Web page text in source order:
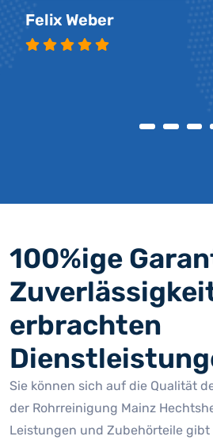
Felix Weber
100%ige
erbrachten
Sie können sich auf die Qualität
der Rohrreinigung Mainz
Leistungen und Zubehörteile gibt